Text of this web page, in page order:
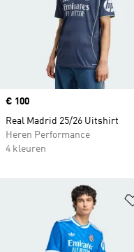
Price
€ 100
Real Madrid 25/26 Uitshirt
Heren Performance
4 kleuren